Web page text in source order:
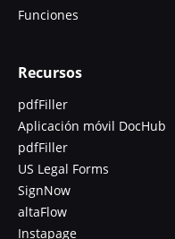
Funciones
Recursos
pdfFiller
Aplicación móvil DocHub
pdfFiller
US Legal Forms
SignNow
altaFlow
Instapage